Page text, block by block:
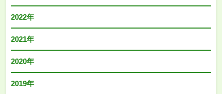
2022年
2021年
2020年
2019年